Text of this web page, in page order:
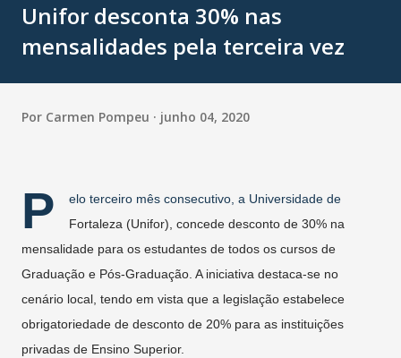
Unifor desconta 30% nas
mensalidades pela terceira vez
Por Carmen Pompeu junho 04, 2020
P
elo terceiro mês consecutivo, a Universidade de
Fortaleza (Unifor), concede desconto de 30% na
mensalidade para os estudantes de todos os cursos de
Graduação e Pós-Graduação. A iniciativa destaca-se no
cenário local, tendo em vista que a legislação estabelece
obrigatoriedade de desconto de 20% para as instituições
privadas de Ensino Superior.